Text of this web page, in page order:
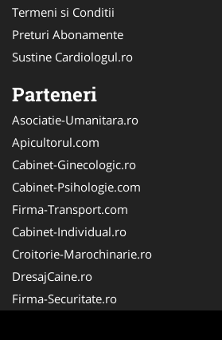
Termeni si Conditii
Preturi Abonamente
Sustine Cardiologul.ro
Parteneri
Asociatie-Umanitara.ro
Apicultorul.com
Cabinet-Ginecologic.ro
Cabinet-Psihologie.com
Firma-Transport.com
Cabinet-Individual.ro
Croitorie-Marochinarie.ro
DresajCaine.ro
Firma-Securitate.ro